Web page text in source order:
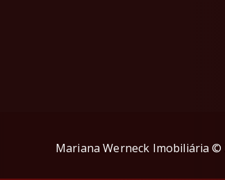
Mariana Werneck Imobiliária ©